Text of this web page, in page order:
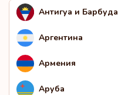
Антигуа и Барбуда
Аргентина
Армения
Аруба